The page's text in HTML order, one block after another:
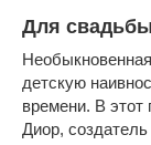
Для
детскую
времени. В
Диор,